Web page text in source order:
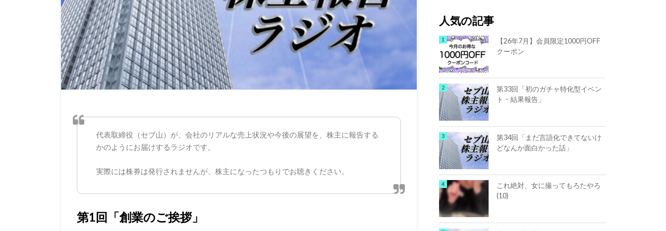
代表取締役（セブ山）が、会社のリアルな売上状況や今後の展望を、株主に報告する
かのようにお届けするラジオです。
実際には株券は発行されませんが、株主になったつもりでお聴きください。
第1回「創業のご挨拶」
人気の記事
【26年7月】会員限定1000円OFF
クーポン
第33回「初のガチャ特化型イベン
ト・結果報告」
第34回「まだ言語化できてないけ
どなんか面白かった話」
これ絶対、女に撮ってもろたやろ
(10)